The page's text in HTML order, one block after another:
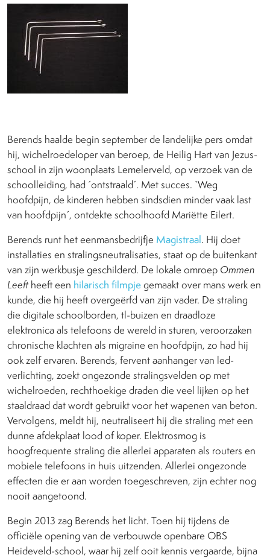
Berends haalde begin september de landelijke pers omdat
hij, wichelroedeloper van beroep, de Heilig Hart van Jezus-
school in zijn woonplaats Lemelerveld, op verzoek van de
schoolleiding, had ´ontstraald´. Met succes. `Weg
hoofdpijn, de kinderen hebben sindsdien minder vaak last
van hoofdpijn´, ontdekte schoolhoofd Mariëtte Eilert.
Berends runt het eenmansbedrijfje Magistraal. Hij doet
installaties en stralingsneutralisaties, staat op de buitenkant
van zijn werkbusje geschilderd. De lokale omroep Ommen
Leeftheeft een hilarisch filmpjegemaakt over mans werk en
kunde, die hij heeft overgeërfd van zijn vader. De straling
die digitale schoolborden, tl-buizen en draadloze
elektronica als telefoons de wereld in sturen, veroorzaken
chronische klachten als migraine en hoofdpijn, zo had hij
ook zelf ervaren. Berends, fervent aanhanger van led-
verlichting, zoekt ongezonde stralingsvelden op met
wichelroeden, rechthoekige draden die veel lijken op het
staaldraad dat wordt gebruikt voor het wapenen van beton.
Vervolgens, meldt hij, neutraliseert hij die straling met een
dunne afdekplaat lood of koper. Elektrosmog is
hoogfrequente straling die allerlei apparaten als routers en
mobiele telefoons in huis uitzenden. Allerlei ongezonde
effecten die er aan worden toegeschreven, zijn echter nog
nooit aangetoond.
Begin 2013 zag Berends het licht. Toen hij tijdens de
officiële opening van de verbouwde openbare OBS
Heideveld-school, waar hij zelf ooit kennis vergaarde, bijna